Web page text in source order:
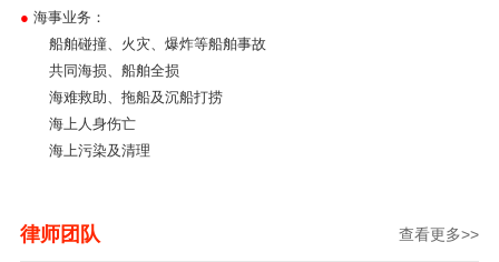
● 海事业务：
船舶碰撞、火灾、爆炸等船舶事故
共同海损、船舶全损
海难救助、拖船及沉船打捞
海上人身伤亡
海上污染及清理
律师团队 查看更多>>